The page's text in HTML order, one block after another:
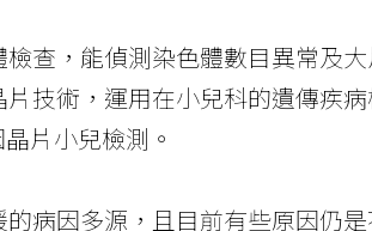
查，能偵測染色體數目異常及
技術，運用在小兒科的遺傳疾
片小兒檢測。
病因多源，且目前有些原因仍